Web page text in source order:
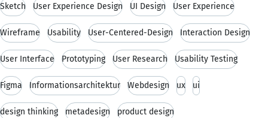
Sketch User Experience Design UI Design User Experience
Wireframe Usability User-Centered-Design Interaction Design
User Interface Prototyping User Research Usability Testing
Figma Informationsarchitektur Webdesign ux ui
design thinking metadesign product design